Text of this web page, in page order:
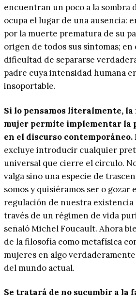
encuentran un poco a la sombra
ocupa el lugar de una ausencia:
por la muerte prematura de su
origen de todos sus síntomas; en
dificultad de separarse
padre cuya intensidad humana
insoportable.
Si lo pensamos literalmente, la
mujer permite implementar la
en el discurso contemporáneo.
excluye introducir cualquier
universal que cierre el círculo.
valga sino una especie de
somos y quisiéramos ser o gozar
regulación de nuestra existencia
través de un régimen de vida
señaló Michel Foucault. Ahora
de la filosofía como metafísica
mujeres en algo
del mundo actual.
Se tratará de no sucumbir a la